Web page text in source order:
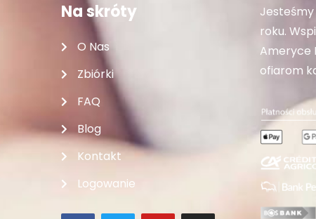
Na skróty
O Nas
Zbiórki
FAQ
Blog
Kontakt
Logowanie
Jesteśmy
roku.
Ameryce
ofiarom